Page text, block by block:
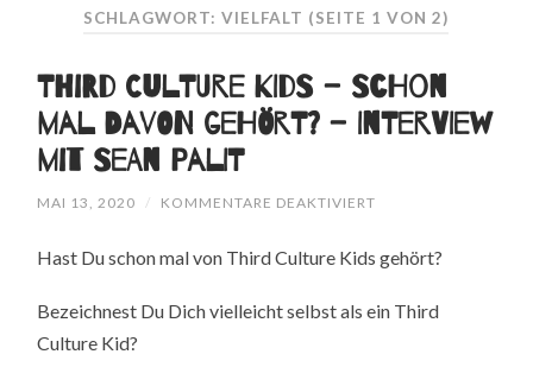
SCHLAGWORT:VIELFALT (SEITE 1 VON 2)
Third Culture Kids – Schon
mal davon gehört? – Interview
mit Sean Palit
MAI 13, 2020 / KOMMENTARE DEAKTIVIERT
KIDS
–
MAL
Hast Du schon mal von Third Culture Kids gehört?
Bezeichnest Du Dich vielleicht selbst als ein Third
Culture Kid?